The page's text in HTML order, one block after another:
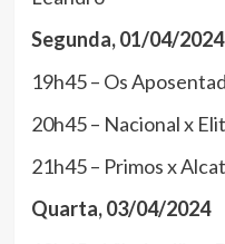
Segunda, 01/04/2024
19h45 – Os
20h45 – Nacional x
21h45 – Primos x
Quarta, 03/04/2024